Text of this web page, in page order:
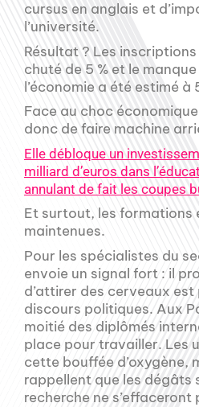
cursus en anglais et
l’université.
Résultat ? Les
chuté de 5 % et le
l’économie a été estimé à
Face au choc
donc de faire machine
Elle débloque un
milliard d’euros dans
annulant de fait les coupes
Et surtout, les formations
maintenues.
Pour les spécialistes du
envoie un signal fort : il
d’attirer des cerveaux
discours politiques. Aux
moitié des diplômés
place pour travailler. Les
cette bouffée d’oxygène,
rappellent que les dégâts
recherche ne s’effaceront